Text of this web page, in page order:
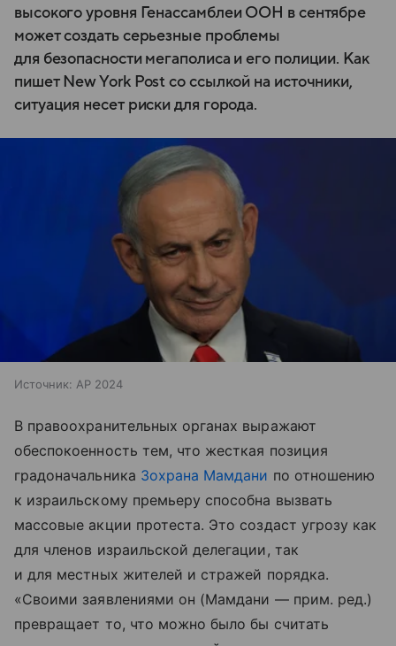
высокого уровня Генассамблеи ООН в сентябре
может создать серьезные проблемы
для безопасности мегаполиса и его полиции. Как
пишет New York Post со ссылкой на источники,
ситуация несет риски для города.
Источник: AP 2024
В правоохранительных органах выражают
обеспокоенность тем, что жесткая позиция
градоначальника Зохрана Мамдани по отношению
к израильскому премьеру способна вызвать
массовые акции протеста. Это создаст угрозу как
для членов израильской делегации, так
и для местных жителей и стражей порядка.
«Своими заявлениями он (Мамдани — прим. ред.)
превращает то, что можно было бы считать